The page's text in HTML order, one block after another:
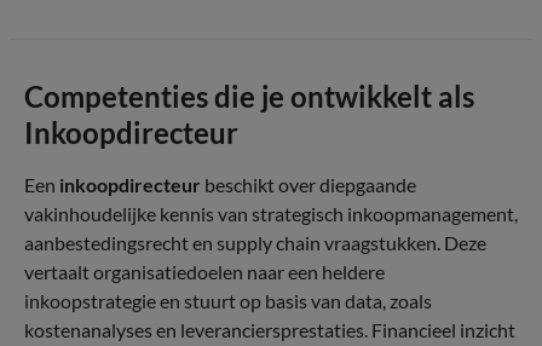
Competenties die je ontwikkelt als
Inkoopdirecteur
Een inkoopdirecteur beschikt over diepgaande
vakinhoudelijke kennis van strategisch inkoopmanagement,
aanbestedingsrecht en supply chain vraagstukken. Deze
vertaalt organisatiedoelen naar een heldere
inkoopstrategie en stuurt op basis van data, zoals
kostenanalyses en leveranciersprestaties. Financieel inzicht